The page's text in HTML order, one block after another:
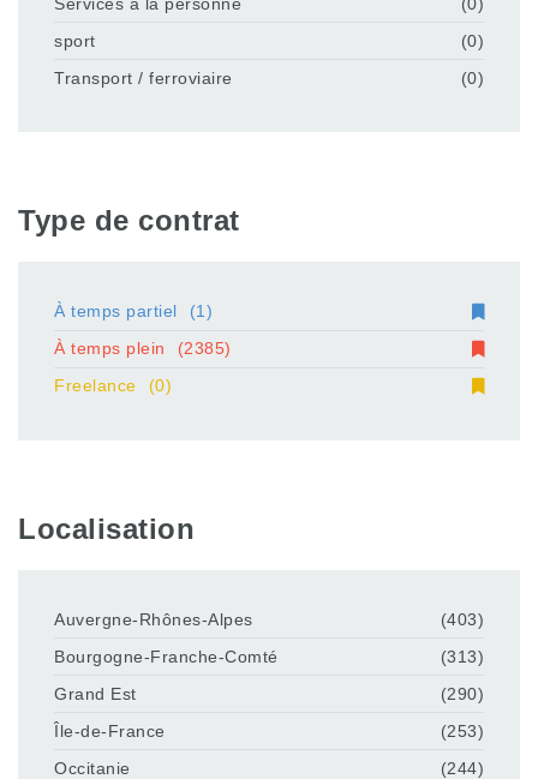
sport
(0)
Transport / ferroviaire
(0)
Type de contrat
À temps partiel
(1)
À temps plein
(2385)
Freelance
(0)
Localisation
Auvergne-Rhônes-Alpes
(403)
Bourgogne-Franche-Comté
(313)
Grand Est
(290)
Île-de-France
(253)
Occitanie
(244)